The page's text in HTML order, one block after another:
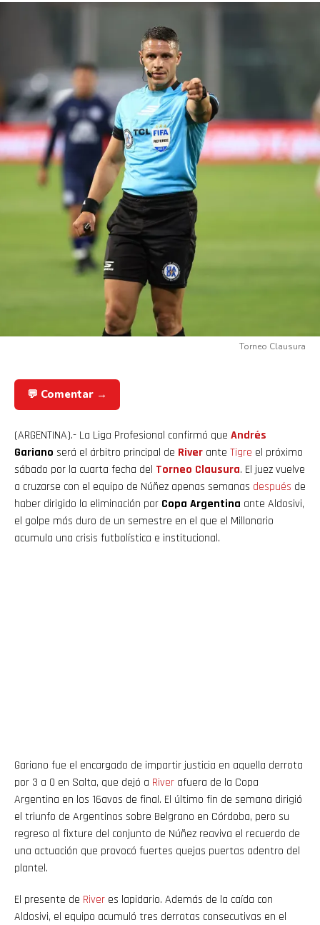
Torneo Clausura
💬 Comentar →
(ARGENTINA).- La Liga Profesional confirmó que Andrés
Gariano será el árbitro principal de River ante Tigre el próximo
sábado por la cuarta fecha del Torneo Clausura. El juez vuelve
a cruzarse con el equipo de Núñez apenas semanas después de
haber dirigido la eliminación por Copa Argentina ante Aldosivi,
el golpe más duro de un semestre en el que el Millonario
acumula una crisis futbolística e institucional.
Gariano fue el encargado de impartir justicia en aquella derrota
por 3 a 0 en Salta, que dejó a River afuera de la Copa
Argentina en los 16avos de final. El último fin de semana dirigió
el triunfo de Argentinos sobre Belgrano en Córdoba, pero su
regreso al fixture del conjunto de Núñez reaviva el recuerdo de
una actuación que provocó fuertes quejas puertas adentro del
plantel.
El presente de River es lapidario. Además de la caída con
Aldosivi, el equipo acumuló tres derrotas consecutivas en el